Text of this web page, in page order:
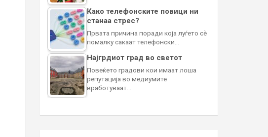
Како телефонските повици ни
станаа стрес?
Првата причина поради која луѓето сè
помалку сакаат телефонски…
Најгрдиот град во светот
Повеќето градови кои имаат лоша
репутација во медиумите
вработуваат…